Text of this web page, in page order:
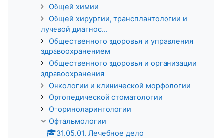
Общей химии
Общей хирургии, трансплантологии и
лучевой диагнос...
Общественного здоровья и управления
здравоохранением
Общественного здоровья и организации
здравоохранения
Онкологии и клинической морфологии
Ортопедической стоматологии
Оториноларингологии
Офтальмологии
31.05.01. Лечебное дело